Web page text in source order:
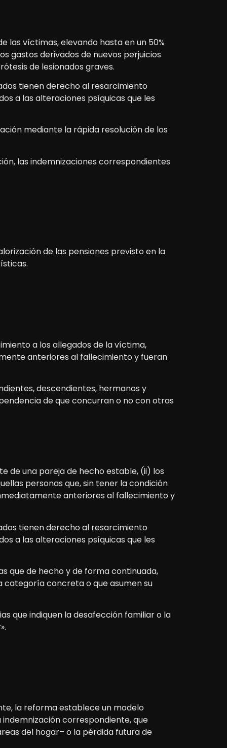
las víctimas, elevando hasta en un 50%
gastos derivados de nuevos perjuicios
de lesionados graves.
tienen derecho al resarcimiento
a las alteraciones psíquicas que les
mediante la rápida resolución de los
las indemnizaciones correspondientes
de las pensiones previsto en la
a los allegados de la víctima,
anteriores al fallecimiento y fueran
descendientes, hermanos y
de que concurran o no con otras
de una pareja de hecho estable, (ii) los
personas que, sin tener la condición
anteriores al fallecimiento y
tienen derecho al resarcimiento
a las alteraciones psíquicas que les
que de hecho y de forma continuada,
categoría concreta o que asumen su
que indiquen la desafección familiar o la
la reforma establece un modelo
correspondiente, que
del hogar– o la pérdida futura de